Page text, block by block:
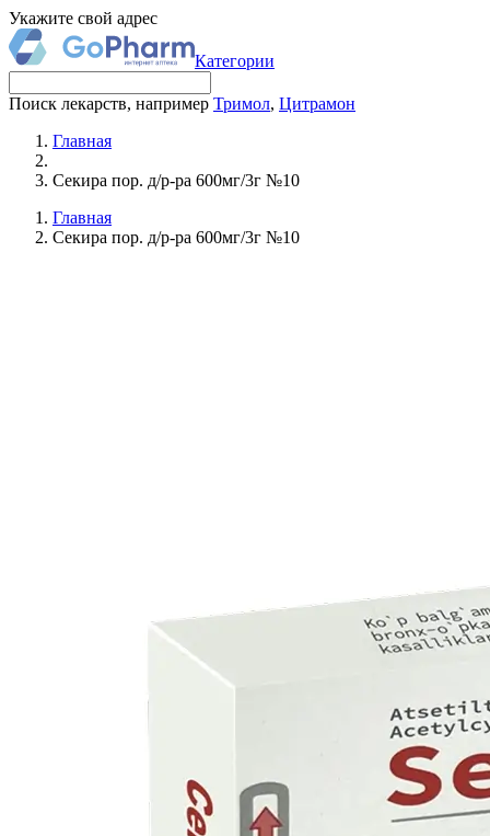
Укажите свой адрес
Категории
Поиск лекарств, например Тримол, Цитрамон
Главная
Секира пор. д/р-ра 600мг/3г №10
Главная
Секира пор. д/р-ра 600мг/3г №10